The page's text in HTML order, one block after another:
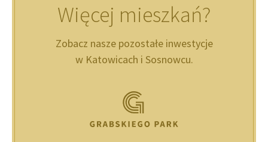
Więcej mieszkań?
Zobacz nasze pozostałe inwestycje
w Katowicach i Sosnowcu.